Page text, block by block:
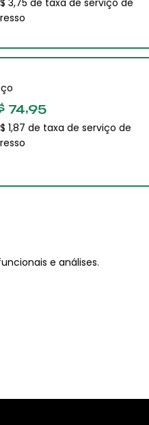
3,75 de taxa de serviço de
74,95
1,87 de taxa de serviço de
e análises.